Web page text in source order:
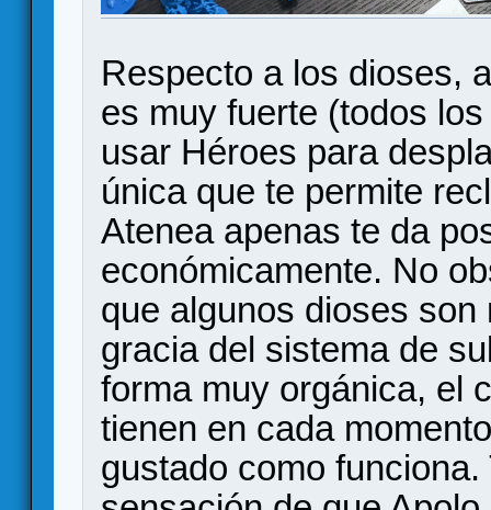
Respecto a los dioses,
es muy fuerte (todos
usar Héroes para
única que te permite
Atenea apenas te da
económicamente. No
que algunos dioses
gracia del sistema de
forma muy orgánica, el
tienen en cada
gustado como